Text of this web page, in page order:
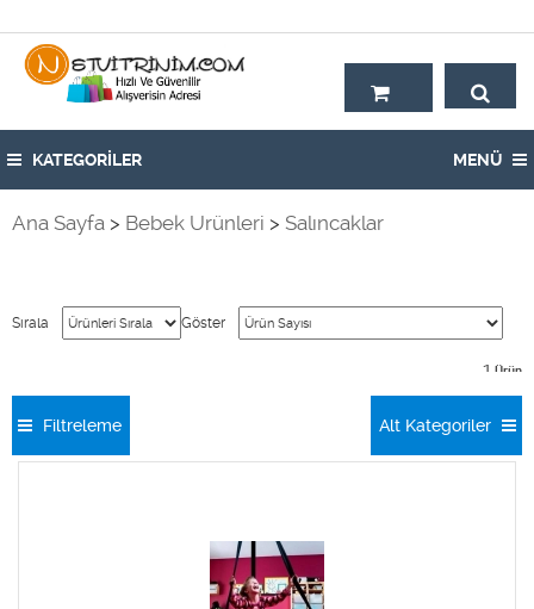
KATEGORİLER MENÜ
Ana Sayfa > Bebek Ürünleri > Salıncaklar
Sırala Göster
1 Ürün
Filtreleme Alt Kategoriler